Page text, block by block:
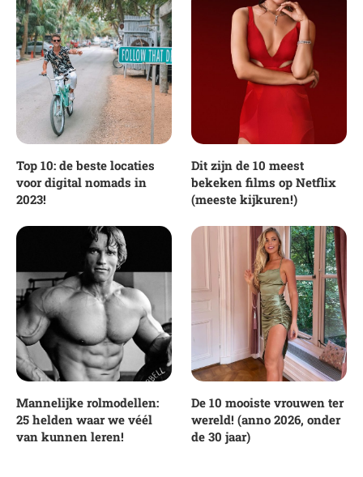
Top 10: de beste locaties
voor digital nomads in
2023!
Dit zijn de 10 meest
bekeken films op Netflix
(meeste kijkuren!)
Mannelijke rolmodellen:
25 helden waar we véél
van kunnen leren!
De 10 mooiste vrouwen ter
wereld! (anno 2026, onder
de 30 jaar)